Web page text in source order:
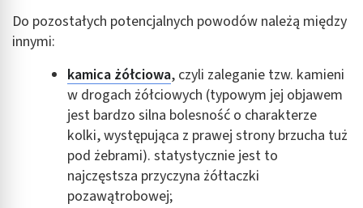
Do pozostałych potencjalnych powodów należą między
innymi:
kamica żółciowa, czyli zaleganie tzw. kamieni
w drogach żółciowych (typowym jej objawem
jest bardzo silna bolesność o charakterze
kolki, występująca z prawej strony brzucha tuż
pod żebrami). statystycznie jest to
najczęstsza przyczyna żółtaczki
pozawątrobowej;